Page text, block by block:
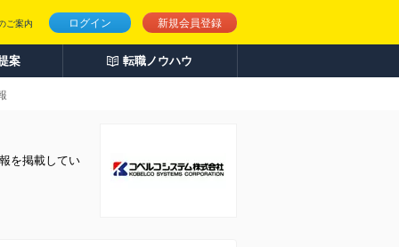
ログイン 新規会員登録
ご案内
案 転職ノウハウ
を掲載してい